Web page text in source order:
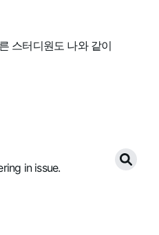
스터디원도 나와 같이
in issue.